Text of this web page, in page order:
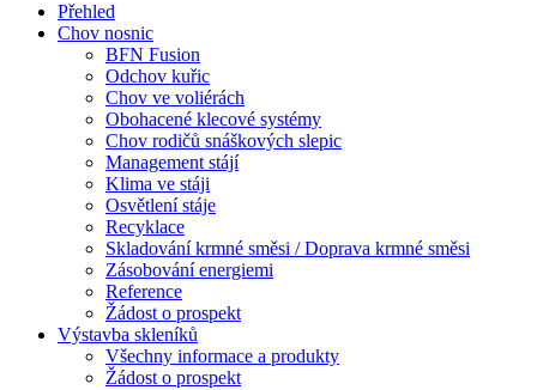
Přehled
Chov nosnic
BFN Fusion
Odchov kuřic
Chov ve voliérách
Obohacené klecové systémy
Chov rodičů snáškových slepic
Management stájí
Klima ve stáji
Osvětlení stáje
Recyklace
Skladování krmné směsi / Doprava krmné směsi
Zásobování energiemi
Reference
Žádost o prospekt
Výstavba skleníků
Všechny informace a produkty
Žádost o prospekt